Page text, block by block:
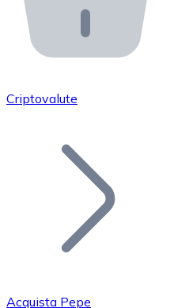
API Bitnovo
Integra la nostra API
Unisciti alla nostra
Aggiungi il token del
Criptovalute
Acquista Pepe